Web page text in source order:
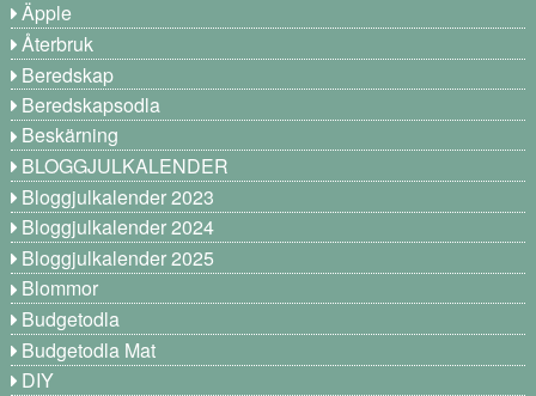
Äpple
Återbruk
Beredskap
Beredskapsodla
Beskärning
BLOGGJULKALENDER
Bloggjulkalender 2023
Bloggjulkalender 2024
Bloggjulkalender 2025
Blommor
Budgetodla
Budgetodla Mat
DIY